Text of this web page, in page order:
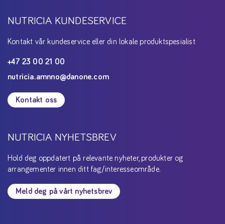
NUTRICIA KUNDESERVICE
Kontakt vår kundeservice eller din lokale produktspesialist
+47 23 00 21 00
nutricia.amnno@danone.com
Kontakt oss
NUTRICIA NYHETSBREV
Hold deg oppdatert på relevante nyheter, produkter og
arrangementer innen ditt fag/interesseområde.
Meld deg på vårt nyhetsbrev